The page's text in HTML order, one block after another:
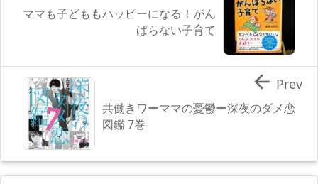
ママも子どももハッピーになる！がん
ばらない子育て
共働きワーママの憂鬱ー深夜のダメ恋
図鑑 7巻
 Prev